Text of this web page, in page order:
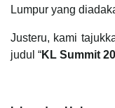
Lumpur yang
Justeru, kami
judul “KL Summit